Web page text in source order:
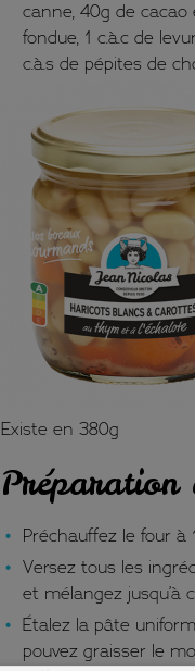
canne, 40g de
fondue, 1 c.à.c de
c.à.s de pépites de
Existe en 380g
Préparation
Préchauffez le four à
Versez tous les
et mélangez jusqu’à
Étalez la pâte
pouvez graisser le